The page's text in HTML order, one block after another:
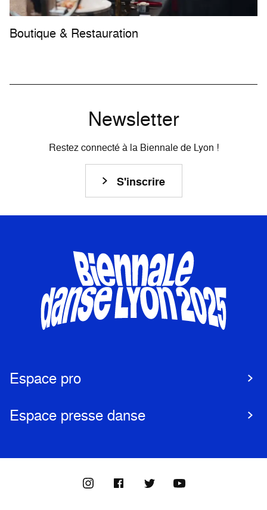
Boutique & Restauration
Newsletter
Restez connecté à la Biennale de Lyon !
S'inscrire
Espace pro
Espace presse danse